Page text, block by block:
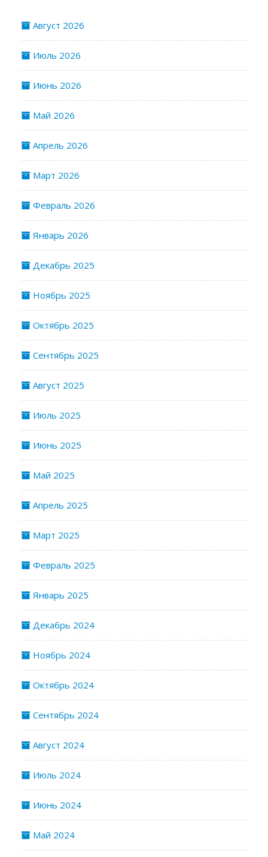
Август 2026
Июль 2026
Июнь 2026
Май 2026
Апрель 2026
Март 2026
Февраль 2026
Январь 2026
Декабрь 2025
Ноябрь 2025
Октябрь 2025
Сентябрь 2025
Август 2025
Июль 2025
Июнь 2025
Май 2025
Апрель 2025
Март 2025
Февраль 2025
Январь 2025
Декабрь 2024
Ноябрь 2024
Октябрь 2024
Сентябрь 2024
Август 2024
Июль 2024
Июнь 2024
Май 2024